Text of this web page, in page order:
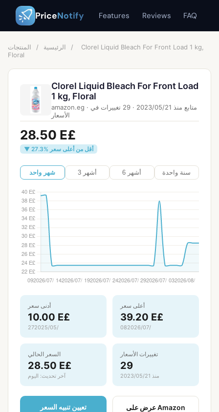
PriceNotify Features Reviews FAQ
الرئيسية / المنتجات /
Clorel Liquid Bleach For Front Load 1 kg,
Floral
Clorel Liquid Bleach For Front Load
1 kg, Floral
amazon.eg · متابع منذ 21‏/05‏/2023
·
29 تغييرات في
الأسعار
28.50 E£
▼ 27.3% أقل من أعلى سعر
شهر واحد 3 أشهر 6 أشهر سنة واحدة
أدنى سعر
10.00 E£
27‏/05‏/2025
أعلى سعر
39.20 E£
08‏/07‏/2026
السعر الحالي
28.50 E£
آخر تحديث: اليوم
تغييرات الأسعار
29
منذ 21‏/05‏/2023
تعيين تنبيه السعر عرض على Amazon